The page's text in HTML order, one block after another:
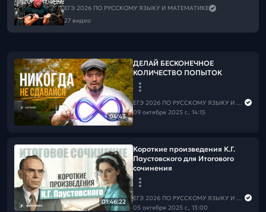
ЕГЭ 2026 ПО РУССКОМУ ЯЗЫКУ И МАТЕМАТИКЕ
27 видео
04:43
ДЕЛАЙ БЕСКОНЕЧНОЕ
КОЛИЧЕСТВО ПОПЫТОК
ЕГЭ 2026 ПО РУССКОМУ ЯЗЫКУ И МАТЕМАТИКЕ
09 октября 2025 г., 14:15
01:46:22
Короткие произведения К.Г.
Паустовского для Итогового
сочинения
ЕГЭ 2026 ПО РУССКОМУ ЯЗЫКУ И МАТЕМАТИКЕ
05 октября 2025 г., 13:00